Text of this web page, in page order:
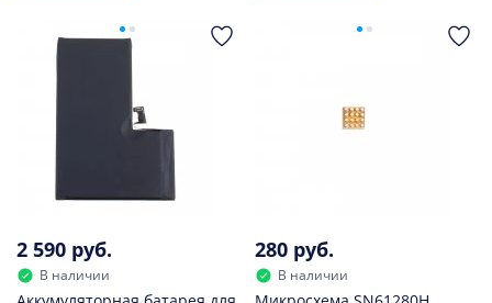
2 590 руб.
В наличии
280 руб.
В наличии